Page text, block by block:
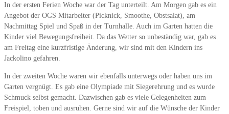
In der ersten Ferien Woche war der Tag unterteilt. Am Morgen gab es ein
Angebot der OGS Mitarbeiter (Picknick, Smoothe, Obstsalat), am
Nachmittag Spiel und Spaß in der Turnhalle. Auch im Garten hatten die
Kinder viel Bewegungsfreiheit. Da das Wetter so unbeständig war, gab es
am Freitag eine kurzfristige Änderung, wir sind mit den Kindern ins
Jackolino gefahren.
In der zweiten Woche waren wir ebenfalls unterwegs oder haben uns im
Garten vergnügt. Es gab eine Olympiade mit Siegerehrung und es wurde
Schmuck selbst gemacht. Dazwischen gab es viele Gelegenheiten zum
Freispiel, toben und ausruhen. Gerne sind wir auf die Wünsche der Kinder